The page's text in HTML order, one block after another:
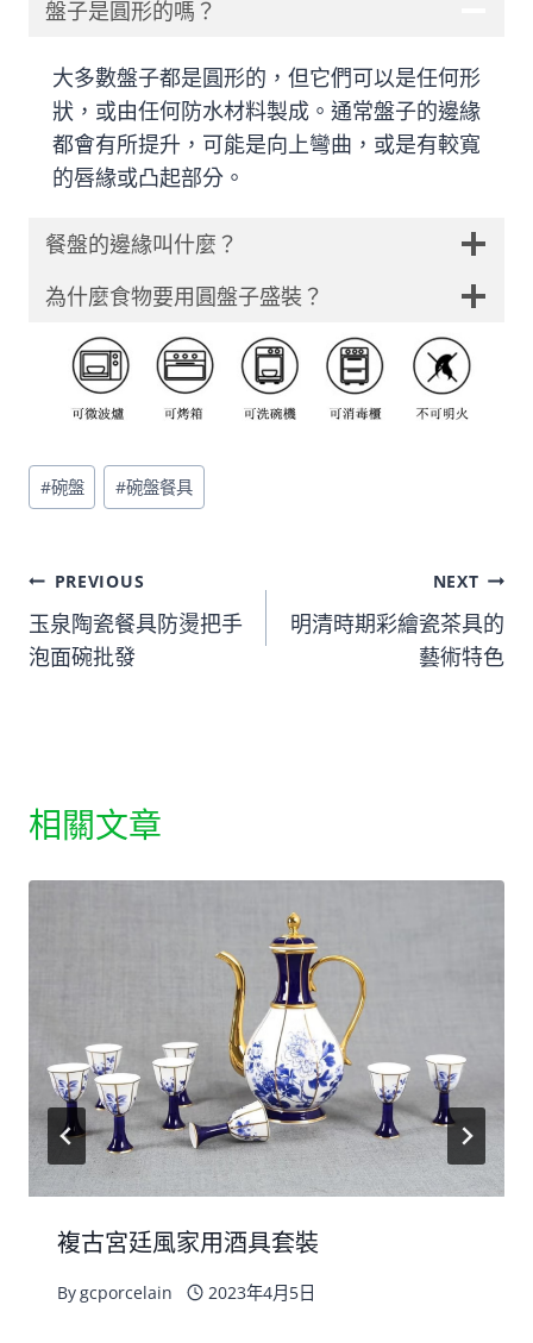
盤子是圓形的嗎？
大多數盤子都是圓形的，但它們可以是任何形
狀，或由任何防水材料製成。通常盤子的邊緣
都會有所提升，可能是向上彎曲，或是有較寬
的唇緣或凸起部分。
餐盤的邊緣叫什麼？
為什麼食物要用圓盤子盛裝？
Post
Tags:
#碗盤 #碗盤餐具
文
章
PREVIOUS
玉泉陶瓷餐具防燙把手
泡面碗批發
NEXT
明清時期彩繪瓷茶具的
藝術特色
相關文章
複古宮廷風家用酒具套裝
Bygcporcelain 2023年4月5日